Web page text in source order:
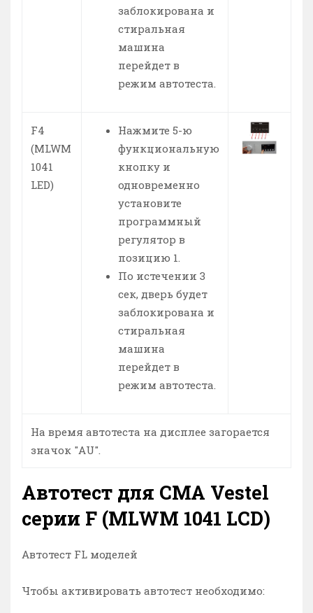
заблокирована и
стиральная
машина
перейдет в
режим автотеста.
F4
(MLWM
1041
LED)
Нажмите 5-ю
функциональную
кнопку и
одновременно
установите
программный
регулятор в
позицию 1.
По истечении 3
сек, дверь будет
заблокирована и
стиральная
машина
перейдет в
режим автотеста.
На время автотеста на дисплее загорается
значок "AU".
Автотест для СМА Vestel
серии F (MLWM 1041 LCD)
Автотест FL моделей
Чтобы активировать автотест необходимо: